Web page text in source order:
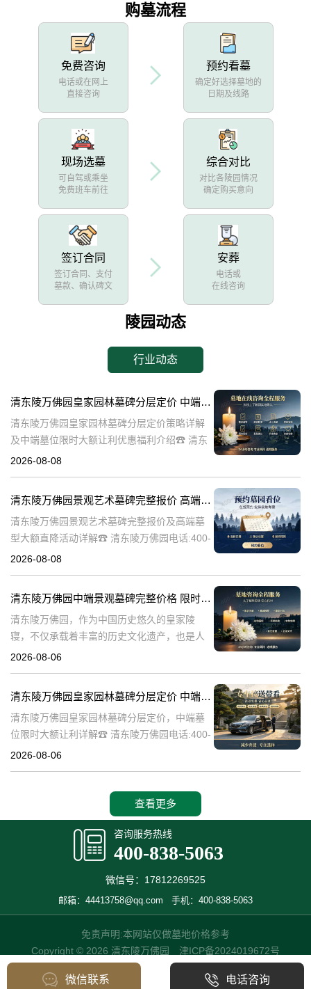
购墓流程
免费咨询
电话或在网上
直接咨询
预约看墓
确定好选择墓地的
日期及线路
现场选墓
可自驾或乘坐
免费班车前往
综合对比
对比各陵园情况
确定购买意向
签订合同
签订合同、支付
墓款、确认碑文
安葬
电话或
在线咨询
陵园动态
行业动态
清东陵万佛园皇家园林墓碑分层定价 中端墓位限时大额让利详解及优惠福利
清东陵万佛园皇家园林墓碑分层定价策略详解
及中端墓位限时大额让利优惠福利介绍☎ 清东
陵万佛园电话:400-838-5063清东陵万佛园，作
2026-08-08
清东陵万佛园景观艺术墓碑完整报价 高端墓型大额直降活动详解
清东陵万佛园景观艺术墓碑完整报价及高端墓
型大额直降活动详解☎ 清东陵万佛园电话:400-
838-5063清东陵万佛园，作为中国历史悠久的
2026-08-08
清东陵万佛园中端景观墓碑完整价格 限时减免多年管理费详解
清东陵万佛园，作为中国历史悠久的皇家陵
寝，不仅承载着丰富的历史文化遗产，也是人
们缅怀先人、寄托哀思的重要场所。近年来，
清
2026-08-06
清东陵万佛园皇家园林墓碑分层定价 中端墓位限时大额让利详解
清东陵万佛园皇家园林墓碑分层定价，中端墓
位限时大额让利详解☎ 清东陵万佛园电话:400-
838-5063清东陵万佛园，作为中国历史上著名
2026-08-06
查看更多
咨询服务热线
400-838-5063
微信号：17812269525
邮箱：44413758@qq.com 手机：400-838-5063
免责声明:本网站仅做墓地价格参考
Copyright © 2026 清东陵万佛园 津ICP备2024019672号
微信联系 电话咨询